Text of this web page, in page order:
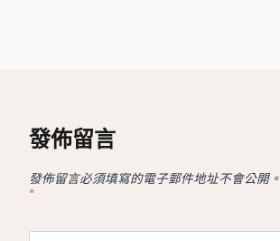
發佈留言
發佈留言必須填寫的電子郵件地址不會公開。
*